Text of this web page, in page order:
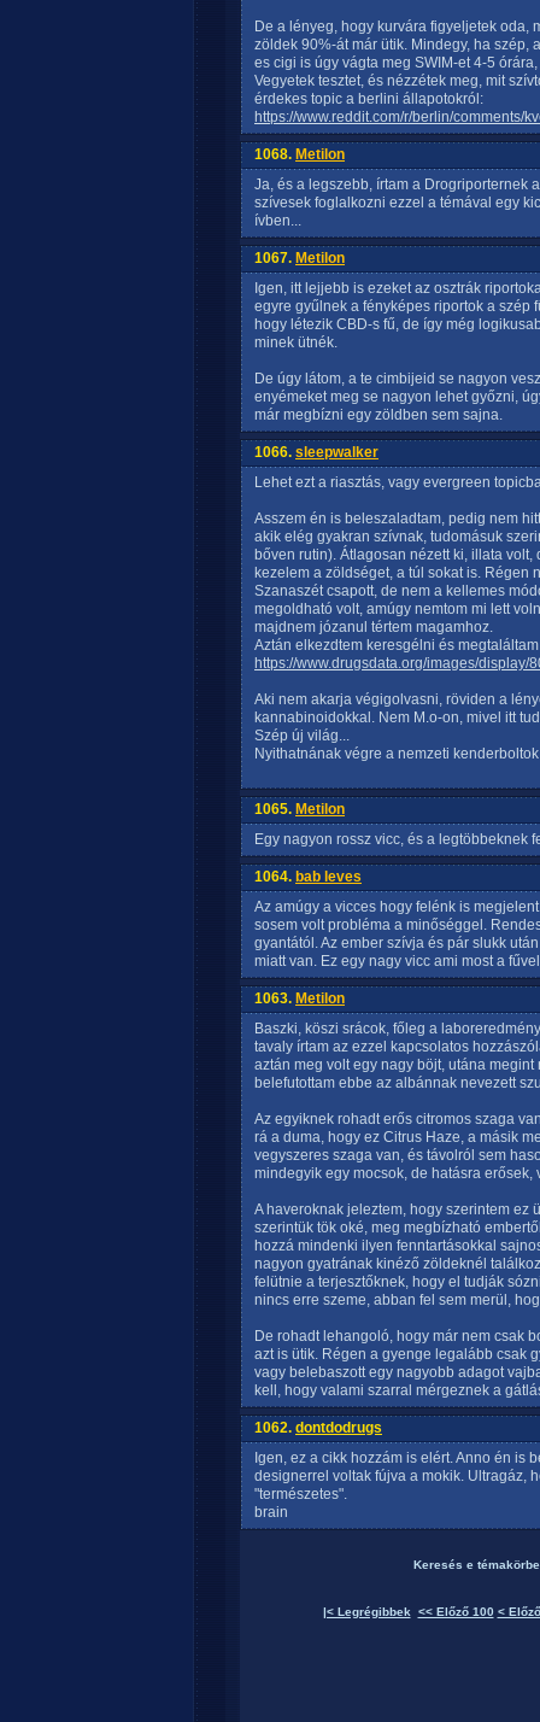
De a lényeg, hogy kurvára figyeljetek oda,
zöldek 90%-át már ütik. Mindegy, ha szép,
es cigi is úgy vágta meg SWIM-et 4-5
Vegyetek tesztet, és nézzétek meg, mit
érdekes topic a berlini állapotokról:
https://www.reddit.com/r/berlin/comments/
1068. Metilon
Ja, és a legszebb, írtam a Drogriporternek
szívesek foglalkozni ezzel a témával egy
ívben...
1067. Metilon
Igen, itt lejjebb is ezeket az osztrák
egyre gyűlnek a fényképes riportok a szép
hogy létezik CBD-s fű, de így még
minek ütnék.
De úgy látom, a te cimbijeid se nagyon
enyémeket meg se nagyon lehet győzni,
már megbízni egy zöldben sem sajna.
1066. sleepwalker
Lehet ezt a riasztás, vagy evergreen
Asszem én is beleszaladtam, pedig nem
akik elég gyakran szívnak, tudomásuk
bőven rutin). Átlagosan nézett ki, illata
kezelem a zöldséget, a túl sokat is. Régen
Szanaszét csapott, de nem a kellemes
megoldható volt, amúgy nemtom mi lett
majdnem józanul tértem magamhoz.
Aztán elkezdtem keresgélni és
https://www.drugsdata.org/images/
Aki nem akarja végigolvasni, röviden a
kannabinoidokkal. Nem M.o-on, mivel itt
Szép új világ...
Nyithatnának végre a nemzeti
1065. Metilon
Egy nagyon rossz vicc, és a legtöbbeknek
1064. bab leves
Az amúgy a vicces hogy felénk is
sosem volt probléma a minőséggel.
gyantától. Az ember szívja és pár slukk
miatt van. Ez egy nagy vicc ami most a
1063. Metilon
Baszki, köszi srácok, főleg a
tavaly írtam az ezzel kapcsolatos
aztán meg volt egy nagy böjt, utána
belefutottam ebbe az albánnak nevezett
Az egyiknek rohadt erős citromos szaga
rá a duma, hogy ez Citrus Haze, a másik
vegyszeres szaga van, és távolról sem
mindegyik egy mocsok, de hatásra erősek,
A haveroknak jeleztem, hogy szerintem ez
szerintük tök oké, meg megbízható
hozzá mindenki ilyen fenntartásokkal
nagyon gyatrának kinéző zöldeknél
felütnie a terjesztőknek, hogy el tudják
nincs erre szeme, abban fel sem merül,
De rohadt lehangoló, hogy már nem csak
azt is ütik. Régen a gyenge legalább csak
vagy belebaszott egy nagyobb adagot
kell, hogy valami szarral mérgeznek a
1062. dontdodrugs
Igen, ez a cikk hozzám is elért. Anno én is
designerrel voltak fújva a mokik. Ultragáz,
"természetes".
brain
Keresés e
|< Legrégibbek << Előző 100 <